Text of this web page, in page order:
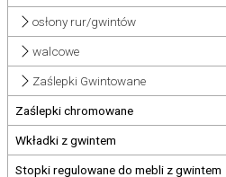
osłony rur/gwintów
walcowe
Zaślepki Gwintowane
Zaślepki chromowane
Wkładki z gwintem
Stopki regulowane do mebli z gwintem